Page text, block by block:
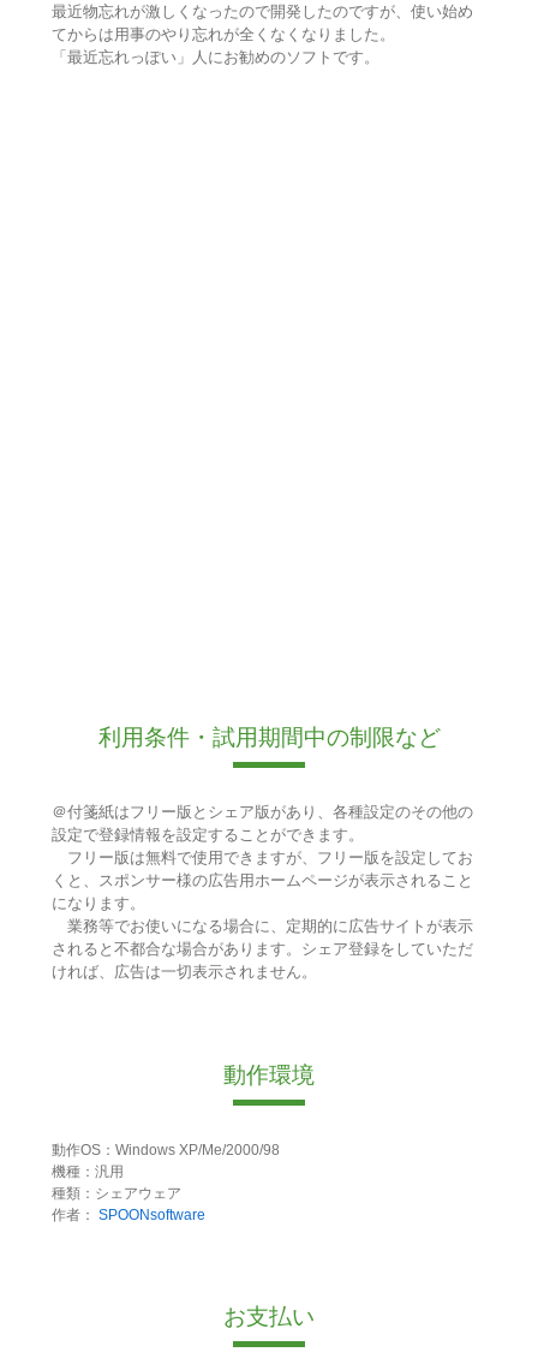
最近物忘れが激しくなったので開発したのですが、使い始め
てからは用事のやり忘れが全くなくなりました。
「最近忘れっぽい」人にお勧めのソフトです。
利用条件・試用期間中の制限など
＠付箋紙はフリー版とシェア版があり、各種設定のその他の
設定で登録情報を設定することができます。
フリー版は無料で使用できますが、フリー版を設定してお
くと、スポンサー様の広告用ホームページが表示されること
になります。
業務等でお使いになる場合に、定期的に広告サイトが表示
されると不都合な場合があります。シェア登録をしていただ
ければ、広告は一切表示されません。
動作環境
動作OS：Windows XP/Me/2000/98
機種：汎用
種類：シェアウェア
作者： SPOONsoftware
お支払い